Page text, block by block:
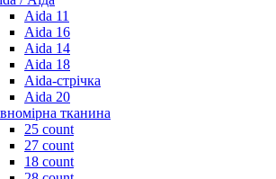
Aida 11
Aida 16
Aida 14
Aida 18
Aida-стрічка
Aida 20
тканина
25 count
27 count
18 count